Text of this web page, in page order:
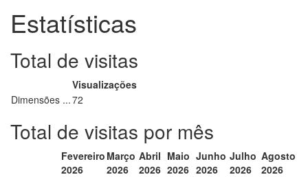
Estatísticas
Total de visitas
Visualizações
Dimensões ...72
Total de visitas por mês
Fevereiro
2026
Março
2026
Abril
2026
Maio
2026
Junho
2026
Julho
2026
Agosto
2026